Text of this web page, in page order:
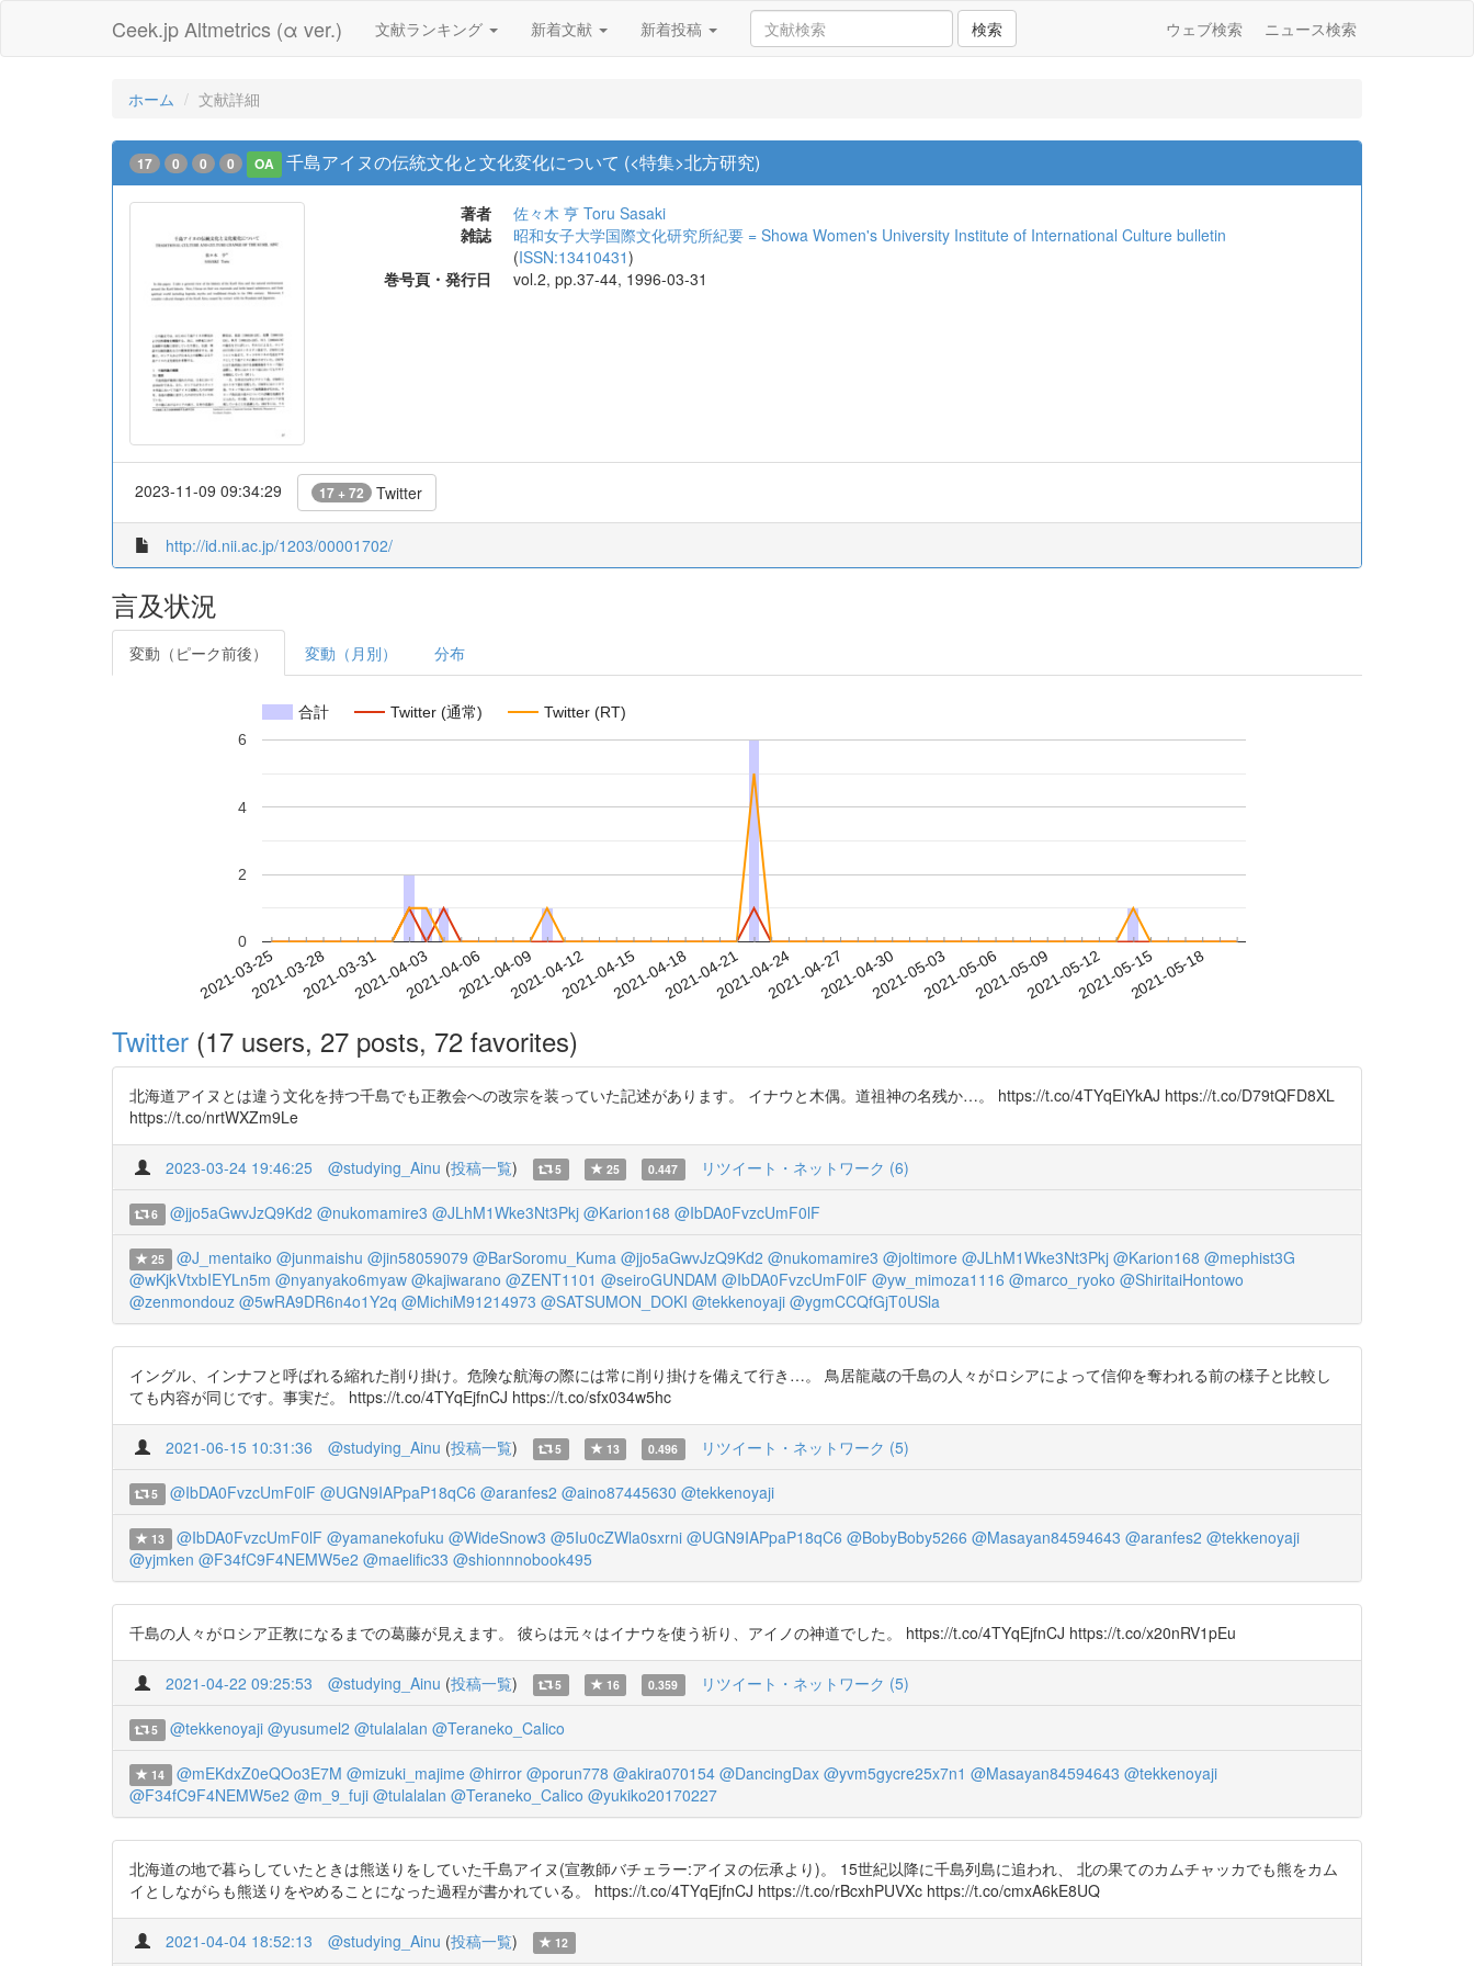
Ceek.jp Altmetrics (α ver.) 文献ランキング 新着文献 新着投稿 検索 ウェブ検索 ニュース検索
ホーム 文献詳細
17 0 0 0 OA 千島アイヌの伝統文化と文化変化について (<特集>北方研究)
著者 佐々木 亨 Toru Sasaki
雑誌
昭和女子大学国際文化研究所紀要 = Showa Women's University Institute of International Culture bulletin
(ISSN:13410431)
巻号頁・発行日
vol.2, pp.37-44, 1996-03-31
2023-11-09 09:34:29 17 + 72 Twitter
http://id.nii.ac.jp/1203/00001702/
言及状況
変動（ピーク前後） 変動（月別） 分布
合計 Twitter (通常) Twitter (RT)
2021-03-252021-03-282021-03-312021-04-032021-04-062021-04-092021-04-122021-04-152021-04-182021-04-212021-04-242021-04-272021-04-302021-05-032021-05-062021-05-092021-05-122021-05-152021-05-18
0
2
4
6
Twitter (17 users, 27 posts, 72 favorites)
北海道アイヌとは違う文化を持つ千島でも正教会への改宗を装っていた記述があります。 イナウと木偶。道祖神の名残か…。 https://t.co/4TYqEiYkAJ https://t.co/D79tQFD8XL
https://t.co/nrtWXZm9Le
2023-03-24 19:46:25 @studying_Ainu (投稿一覧) 5 25 0.447 リツイート・ネットワーク (6)
6 @jjo5aGwvJzQ9Kd2 @nukomamire3 @JLhM1Wke3Nt3Pkj @Karion168 @IbDA0FvzcUmF0lF
25 @J_mentaiko @junmaishu @jin58059079 @BarSoromu_Kuma @jjo5aGwvJzQ9Kd2 @nukomamire3 @joltimore @JLhM1Wke3Nt3Pkj @Karion168 @mephist3G
@wKjkVtxbIEYLn5m @nyanyako6myaw @kajiwarano @ZENT1101 @seiroGUNDAM @IbDA0FvzcUmF0lF @yw_mimoza1116 @marco_ryoko @ShiritaiHontowo
@zenmondouz @5wRA9DR6n4o1Y2q @MichiM91214973 @SATSUMON_DOKI @tekkenoyaji @ygmCCQfGjT0USla
イングル、インナフと呼ばれる縮れた削り掛け。危険な航海の際には常に削り掛けを備えて行き…。 鳥居龍蔵の千島の人々がロシアによって信仰を奪われる前の様子と比較し
ても内容が同じです。事実だ。 https://t.co/4TYqEjfnCJ https://t.co/sfx034w5hc
2021-06-15 10:31:36 @studying_Ainu (投稿一覧) 5 13 0.496 リツイート・ネットワーク (5)
5 @IbDA0FvzcUmF0lF @UGN9IAPpaP18qC6 @aranfes2 @aino87445630 @tekkenoyaji
13 @IbDA0FvzcUmF0lF @yamanekofuku @WideSnow3 @5Iu0cZWla0sxrni @UGN9IAPpaP18qC6 @BobyBoby5266 @Masayan84594643 @aranfes2 @tekkenoyaji
@yjmken @F34fC9F4NEMW5e2 @maelific33 @shionnnobook495
千島の人々がロシア正教になるまでの葛藤が見えます。 彼らは元々はイナウを使う祈り、アイノの神道でした。 https://t.co/4TYqEjfnCJ https://t.co/x20nRV1pEu
2021-04-22 09:25:53 @studying_Ainu (投稿一覧) 5 16 0.359 リツイート・ネットワーク (5)
5 @tekkenoyaji @yusumel2 @tulalalan @Teraneko_Calico
14 @mEKdxZ0eQOo3E7M @mizuki_majime @hirror @porun778 @akira070154 @DancingDax @yvm5gycre25x7n1 @Masayan84594643 @tekkenoyaji
@F34fC9F4NEMW5e2 @m_9_fuji @tulalalan @Teraneko_Calico @yukiko20170227
北海道の地で暮らしていたときは熊送りをしていた千島アイヌ(宣教師バチェラー:アイヌの伝承より)。 15世紀以降に千島列島に追われ、 北の果てのカムチャッカでも熊をカム
イとしながらも熊送りをやめることになった過程が書かれている。 https://t.co/4TYqEjfnCJ https://t.co/rBcxhPUVXc https://t.co/cmxA6kE8UQ
2021-04-04 18:52:13 @studying_Ainu (投稿一覧) 12